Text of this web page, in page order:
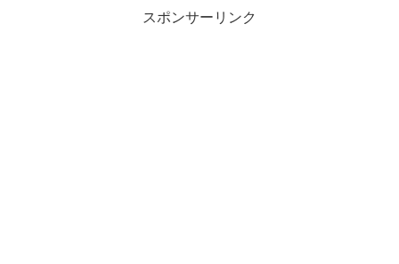
スポンサーリンク